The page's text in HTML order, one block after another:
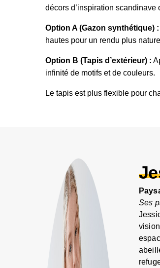
décors d’inspiration scandinave
Option A (Gazon synthétique) :
hautes pour un rendu plus
Option B (Tapis d’extérieur) :
infinité de motifs et de couleurs.
Le tapis est plus flexible pour
Ses